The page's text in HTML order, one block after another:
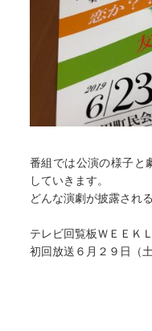
番組では公演の様子と
していきます。
どんな演劇が披露され
テレビ回覧板ＷＥＥＫ
初回放送６月２９日（